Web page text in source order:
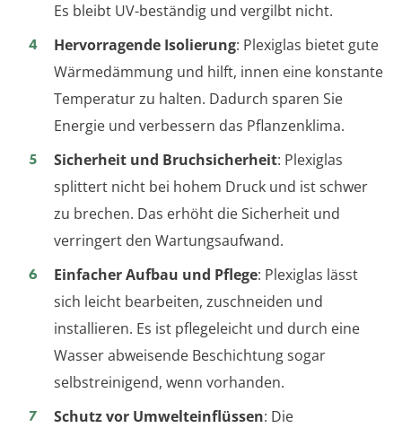
Es bleibt UV-beständig und vergilbt nicht.
Hervorragende Isolierung: Plexiglas bietet gute
Wärmedämmung und hilft, innen eine konstante
Temperatur zu halten. Dadurch sparen Sie
Energie und verbessern das Pflanzenklima.
Sicherheit und Bruchsicherheit: Plexiglas
splittert nicht bei hohem Druck und ist schwer
zu brechen. Das erhöht die Sicherheit und
verringert den Wartungsaufwand.
Einfacher Aufbau und Pflege: Plexiglas lässt
sich leicht bearbeiten, zuschneiden und
installieren. Es ist pflegeleicht und durch eine
Wasser abweisende Beschichtung sogar
selbstreinigend, wenn vorhanden.
Schutz vor Umwelteinflüssen: Die